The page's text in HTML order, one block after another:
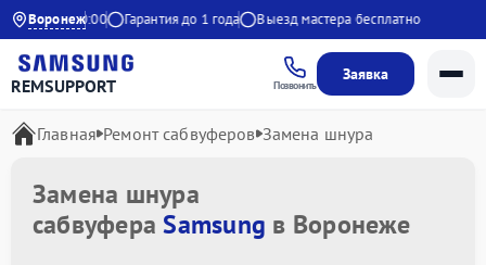
Воронеж
9:00 до 20:00 Гарантия до 1 года Выезд мастера бесплатно
REMSUPPORT Позвонить
Заявка
Главная Ремонт сабвуферов Замена шнура
Замена шнура
сабвуфераSamsung в Воронеже